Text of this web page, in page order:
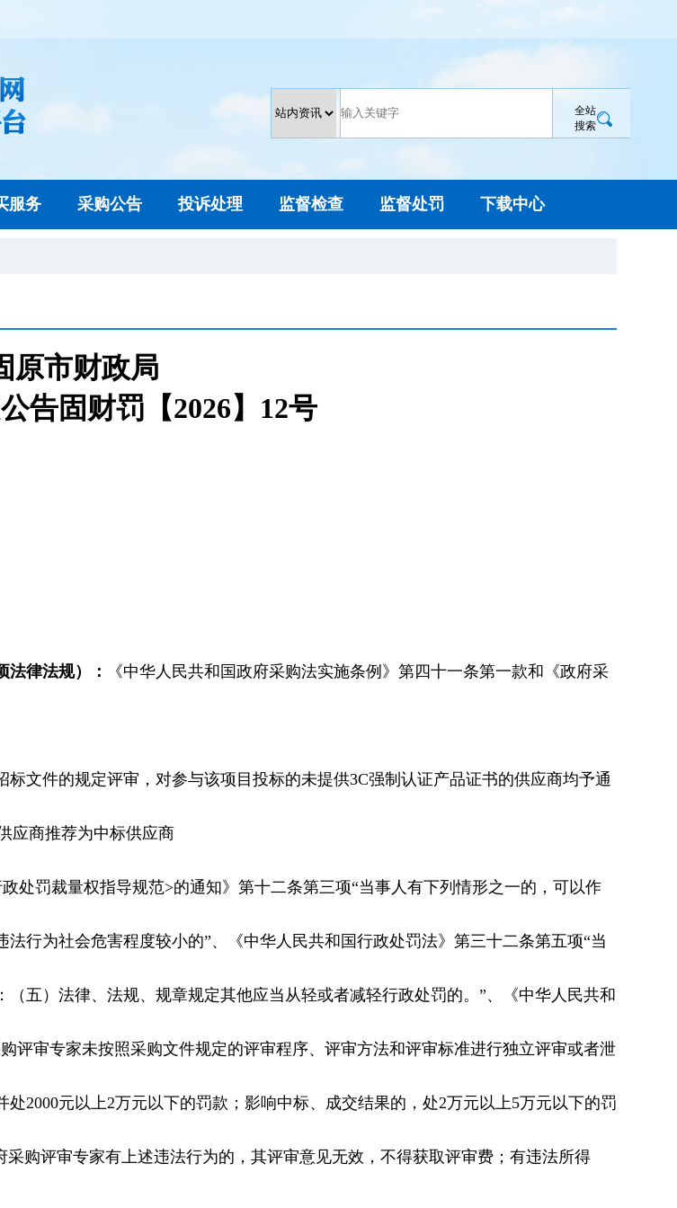
全站
搜索
服务 采购公告 投诉处理 监督检查 监督处罚 下载中心
原市财政局
告固财罚【2026】12号
律法规）： 《中华人民共和国政府采购法实施条例》第四十一条第一款和《政府采
文件的规定评审，对参与该项目投标的未提供3C强制认证产品证书的供应商均予通
应商推荐为中标供应商
处罚裁量权指导规范>的通知》第十二条第三项“当事人有下列情形之一的，可以作
行为社会危害程度较小的”、《中华人民共和国行政处罚法》第三十二条第五项“当
五）法律、法规、规章规定其他应当从轻或者减轻行政处罚的。”、《中华人民共和
评审专家未按照采购文件规定的评审程序、评审方法和评审标准进行独立评审或者泄
2000元以上2万元以下的罚款；影响中标、成交结果的，处2万元以上5万元以下的罚
购评审专家有上述违法行为的，其评审意见无效，不得获取评审费；有违法所得